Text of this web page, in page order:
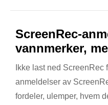
ScreenRec-
vannmerker,
Ikke last ned
anmeldelser av
fordeler, ulemper, hvem